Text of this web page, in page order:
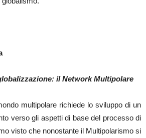
il Network Multipolare
multipolare richiede lo sviluppo di un
verso gli aspetti di base del processo di
visto che nonostante il Multipolarismo si